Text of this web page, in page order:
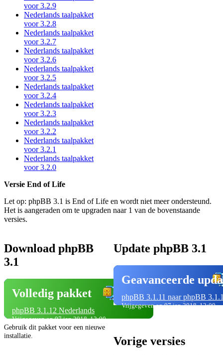
voor 3.2.9
Nederlands taalpakket
voor 3.2.8
Nederlands taalpakket
voor 3.2.7
Nederlands taalpakket
voor 3.2.6
Nederlands taalpakket
voor 3.2.5
Nederlands taalpakket
voor 3.2.4
Nederlands taalpakket
voor 3.2.3
Nederlands taalpakket
voor 3.2.2
Nederlands taalpakket
voor 3.2.1
Nederlands taalpakket
voor 3.2.0
Versie End of Life
Let op: phpBB 3.1 is End of Life en wordt niet meer ondersteund.
Het is aangeraden om te upgraden naar 1 van de bovenstaande
versies.
Download phpBB
3.1
Volledig pakket
phpBB 3.1.12 Nederlands
Vrijgegeven op 07 jan 2018, 12:00
Gebruik dit pakket voor een nieuwe
installatie.
Update phpBB 3.1
Geavanceerde
phpBB 3.1.11 naar phpBB
Vrijgegeven op 07 jan 2018, 12:00
Vorige versies